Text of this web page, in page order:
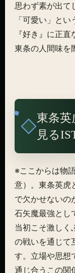
思わず素が出て
「可愛い」と
『好き』に正
東条の人間味を
東条英
見る
※ここからは物
意）。東条英虎
で欠かせないの
石矢魔最強とし
当初こそ激しく
の戦いを通じて
す。立場や思想
通じ合うこの関